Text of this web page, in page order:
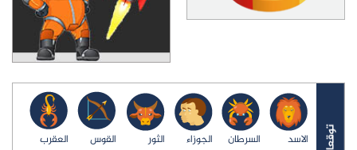
الاسد السرطان الجوزاء الثور القوس العقرب